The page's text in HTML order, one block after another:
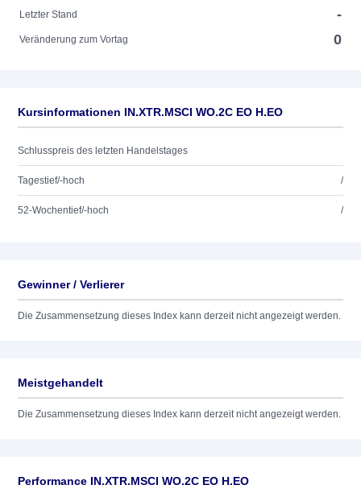
Letzter Stand
-
Veränderung zum Vortag 0
Kursinformationen IN.XTR.MSCI WO.2C EO H.EO
Schlusspreis des letzten Handelstages
Tagestief/-hoch /
52-Wochentief/-hoch /
Gewinner / Verlierer
Die Zusammensetzung dieses Index kann derzeit nicht angezeigt werden.
Meistgehandelt
Die Zusammensetzung dieses Index kann derzeit nicht angezeigt werden.
Performance IN.XTR.MSCI WO.2C EO H.EO